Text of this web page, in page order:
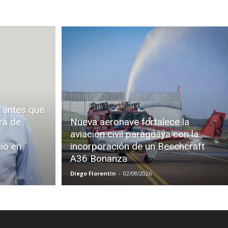
que
de
en
Nueva aeronave fortalece la
aviación civil paraguaya con la
incorporación de un Beechcraft
A36 Bonanza
Diego Florentin - 02/08/2026